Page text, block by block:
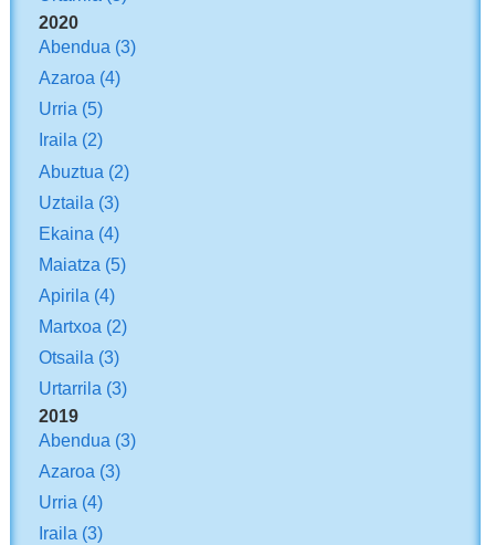
2020
Abendua (3)
Azaroa (4)
Urria (5)
Iraila (2)
Abuztua (2)
Uztaila (3)
Ekaina (4)
Maiatza (5)
Apirila (4)
Martxoa (2)
Otsaila (3)
Urtarrila (3)
2019
Abendua (3)
Azaroa (3)
Urria (4)
Iraila (3)